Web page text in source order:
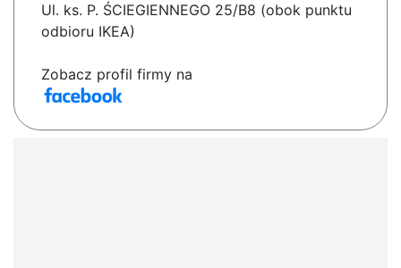
Ul. ks. P. ŚCIEGIENNEGO 25/B8 (obok punktu
odbioru IKEA)
Zobacz profil firmy na